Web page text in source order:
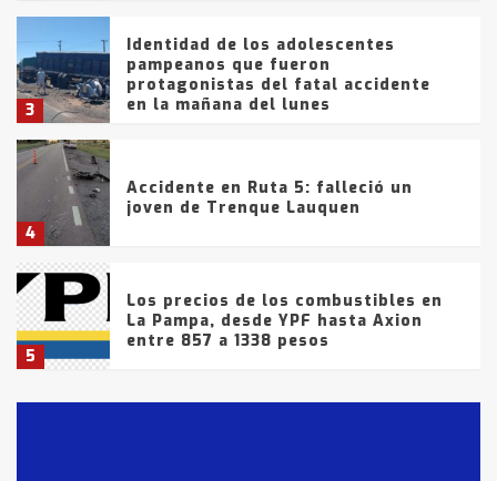
3
Identidad de los adolescentes
pampeanos que fueron
protagonistas del fatal accidente
en la mañana del lunes
4
Accidente en Ruta 5: falleció un
joven de Trenque Lauquen
5
Los precios de los combustibles en
La Pampa, desde YPF hasta Axion
entre 857 a 1338 pesos